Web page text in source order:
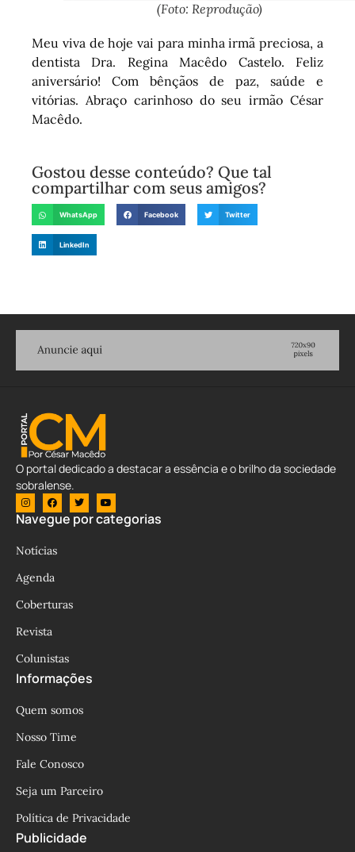
(Foto: Reprodução)
Meu viva de hoje vai para minha irmã preciosa, a
dentista Dra. Regina Macêdo Castelo. Feliz
aniversário! Com bênçãos de paz, saúde e
vitórias. Abraço carinhoso do seu irmão César
Macêdo.
Gostou desse conteúdo? Que tal
compartilhar com seus amigos?
WhatsApp Facebook Twitter
LinkedIn
O portal dedicado a destacar a essência e o brilho da sociedade
sobralense.
Navegue por categorias
Notícias
Agenda
Coberturas
Revista
Colunistas
Informações
Quem somos
Nosso Time
Fale Conosco
Seja um Parceiro
Política de Privacidade
Publicidade